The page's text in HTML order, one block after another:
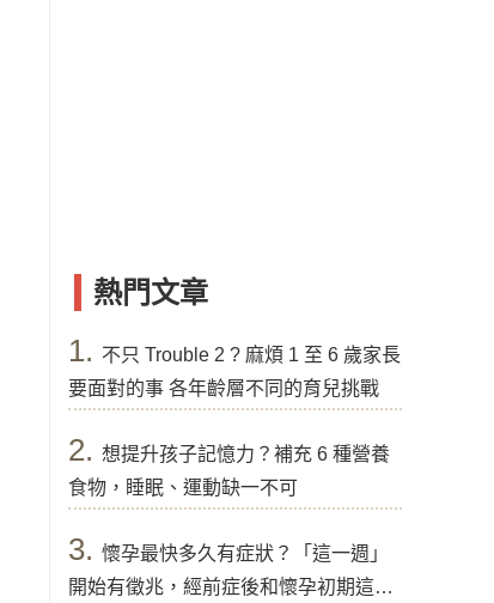
熱門文章
1. 不只 Trouble 2 ? 麻煩 1 至 6 歲家長
要面對的事 各年齡層不同的育兒挑戰
2. 想提升孩子記憶力？補充 6 種營養
食物，睡眠、運動缺一不可
3. 懷孕最快多久有症狀？「這一週」
開始有徵兆，經前症後和懷孕初期這樣